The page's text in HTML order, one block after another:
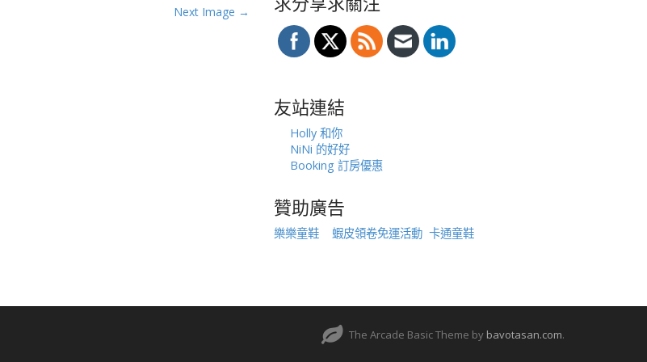
Next Image →
友站連結
Holly 和你
NiNi 的好好
Booking 訂房優惠
贊助廣告
樂樂童鞋 蝦皮領卷免運活動 卡通童鞋
The Arcade Basic Theme by bavotasan.com.